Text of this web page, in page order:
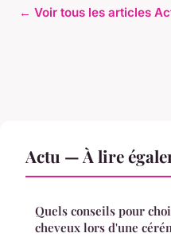
← Voir tous les articles
Actu — À lire
Quels conseils pour
cheveux lors d'une